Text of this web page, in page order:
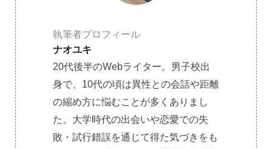
執筆者プロフィール
ナオユキ
20代後半のWebライター。男子校出
身で、10代の頃は異性との会話や距離
の縮め方に悩むことが多くありまし
た。大学時代の出会いや恋愛での失
敗・試行錯誤を通じて得た気づきをも